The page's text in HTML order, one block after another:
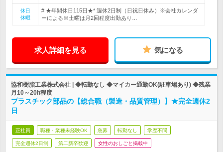
休日
休暇
# ★年間休日115日★* 週休2日制（日祝日休み）※会社カレンダ
ーによる※土曜は月2回程度出勤あり…
求人詳細を見る 気になる
協和樹脂工業株式会社 | ◆転勤なし ◆マイカー通勤OK(駐車場あり) ◆残業
月10～20h程度
プラスチック部品の【総合職（製造・品質管理）】★完全週休2
日
正社員 職種・業種未経験OK 急募 転勤なし 学歴不問
完全週休2日制 第二新卒歓迎 女性のおしごと掲載中